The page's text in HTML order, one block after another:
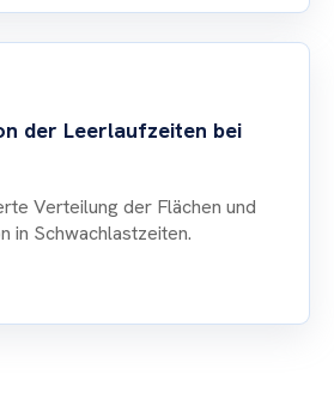
der Leerlaufzeiten bei
Verteilung der Flächen und
in Schwachlastzeiten.